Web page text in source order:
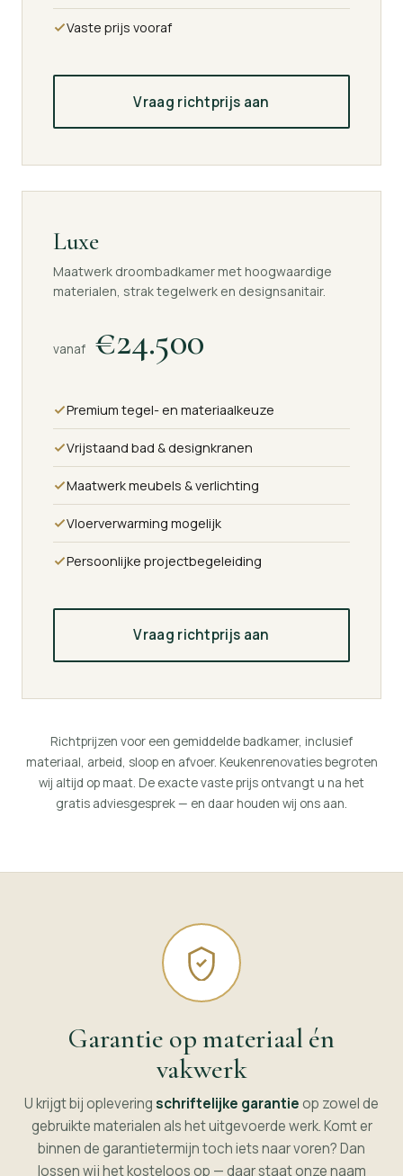
Vaste prijs vooraf
Vraag richtprijs aan
Luxe
Maatwerk droombadkamer met hoogwaardige
materialen, strak tegelwerk en designsanitair.
vanaf €24.500
Premium tegel- en materiaalkeuze
Vrijstaand bad & designkranen
Maatwerk meubels & verlichting
Vloerverwarming mogelijk
Persoonlijke projectbegeleiding
Vraag richtprijs aan
Richtprijzen voor een gemiddelde badkamer, inclusief
materiaal, arbeid, sloop en afvoer. Keukenrenovaties begroten
wij altijd op maat. De exacte vaste prijs ontvangt u na het
gratis adviesgesprek — en daar houden wij ons aan.
Garantie op materiaal én
vakwerk
U krijgt bij opleveringschriftelijke garantieop zowel de
gebruikte materialen als het uitgevoerde werk. Komt er
binnen de garantietermijn toch iets naar voren? Dan
lossen wij het kosteloos op — daar staat onze naam